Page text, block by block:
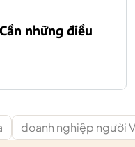
những điều
doanh nghiệp người